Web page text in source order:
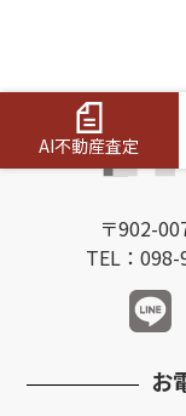
AI不動産査定
〒902-
TEL：
お